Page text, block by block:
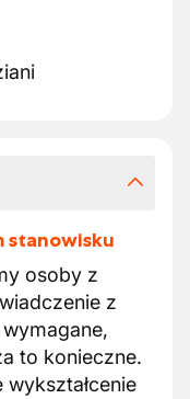
stanowisku
osoby z
z
to konieczne.
wykształcenie